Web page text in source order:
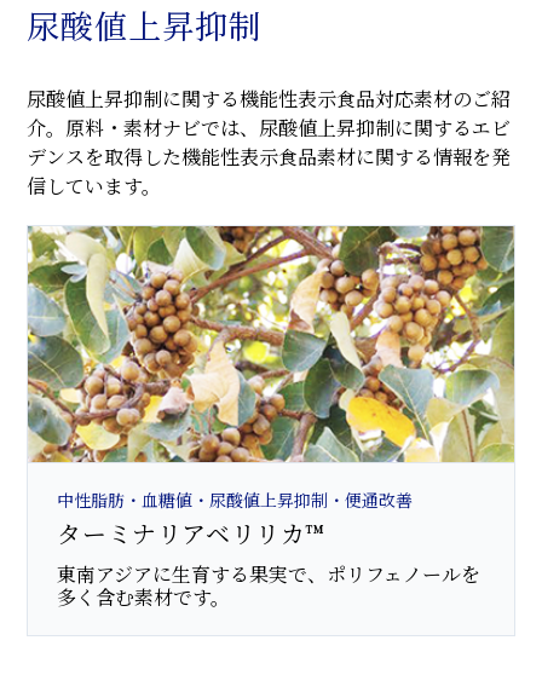
尿酸値上昇抑制
尿酸値上昇抑制に関する機能性表示食品対応素材のご紹
介。原料・素材ナビでは、尿酸値上昇抑制に関するエビ
デンスを取得した機能性表示食品素材に関する情報を発
信しています。
中性脂肪・血糖値・尿酸値上昇抑制・便通改善
ターミナリアベリリカ™
東南アジアに生育する果実で、ポリフェノールを
多く含む素材です。